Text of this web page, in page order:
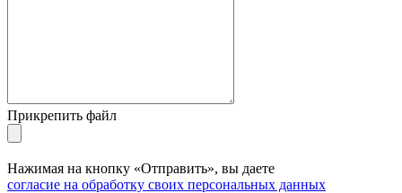
Прикрепить файл
Нажимая на кнопку «Отправить», вы даете
согласие на обработку своих персональных данных